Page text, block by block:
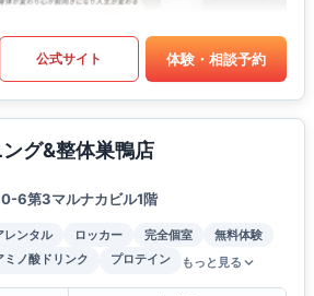
公式サイト 体験・相談予約
グ&整体巣鴨店
6第3マルナカビル1階
レンタル ロッカー 完全個室
無料体験
ミノ酸ドリンク プロテイン もっと見る